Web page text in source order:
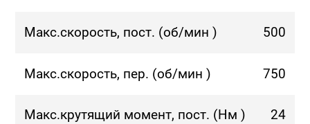
Макс.скорость, пост. (об/мин ) 500
Макс.скорость, пер. (об/мин ) 750
Макс.крутящий момент, пост. (Нм ) 24